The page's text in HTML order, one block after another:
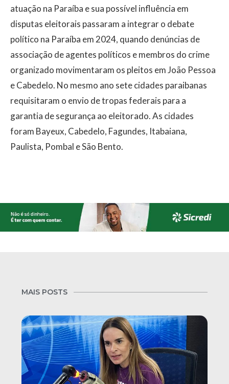
atuação na Paraíba e sua possível influência em
disputas eleitorais passaram a integrar o debate
político na Paraíba em 2024, quando denúncias de
associação de agentes políticos e membros do crime
organizado movimentaram os pleitos em João Pessoa
e Cabedelo. No mesmo ano sete cidades paraibanas
requisitaram o envio de tropas federais para a
garantia de segurança ao eleitorado. As cidades
foram Bayeux, Cabedelo, Fagundes, Itabaiana,
Paulista, Pombal e São Bento.
MAIS POSTS